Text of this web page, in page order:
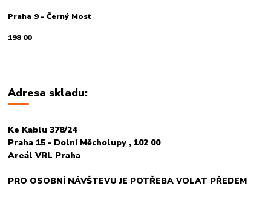
Praha 9 - Černý Most
198 00
Adresa skladu:
Ke Kablu 378/24
Praha 15 - Dolní Měcholupy , 102 00
Areál VRL Praha
PRO OSOBNÍ NÁVŠTEVU JE POTŘEBA VOLAT PŘEDEM